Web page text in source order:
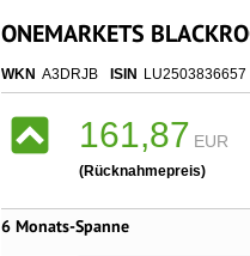
ONEMARKETS
WKN A3DRJB ISIN LU2503836657
161,87 EUR
(Rücknahmepreis)
6 Monats-Spanne